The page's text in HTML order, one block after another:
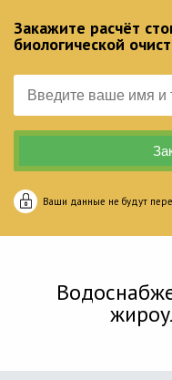
Закажите расчёт
биологической
Ваши данные не будут